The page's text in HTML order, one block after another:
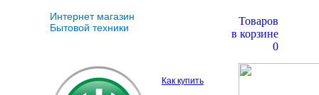
Интернет магазин
Бытовой техники
Товаров
в корзине
0
Как купить